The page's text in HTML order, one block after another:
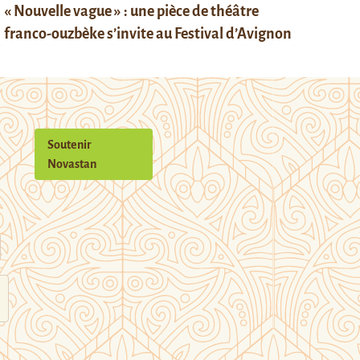
« Nouvelle vague » : une pièce de théâtre
franco-ouzbèke s’invite au Festival d’Avignon
Soutenir
Novastan